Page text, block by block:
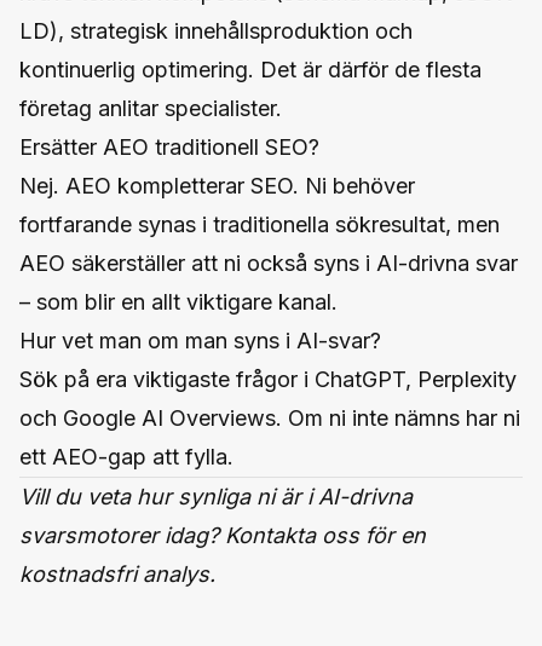
LD), strategisk innehållsproduktion och
kontinuerlig optimering. Det är därför de flesta
företag anlitar specialister.
Ersätter AEO traditionell SEO?
Nej. AEO kompletterar SEO. Ni behöver
fortfarande synas i traditionella sökresultat, men
AEO säkerställer att ni också syns i AI-drivna svar
– som blir en allt viktigare kanal.
Hur vet man om man syns i AI-svar?
Sök på era viktigaste frågor i ChatGPT, Perplexity
och Google AI Overviews. Om ni inte nämns har ni
ett AEO-gap att fylla.
Vill du veta hur synliga ni är i AI-drivna
svarsmotorer idag? Kontakta ossför en
kostnadsfri analys.